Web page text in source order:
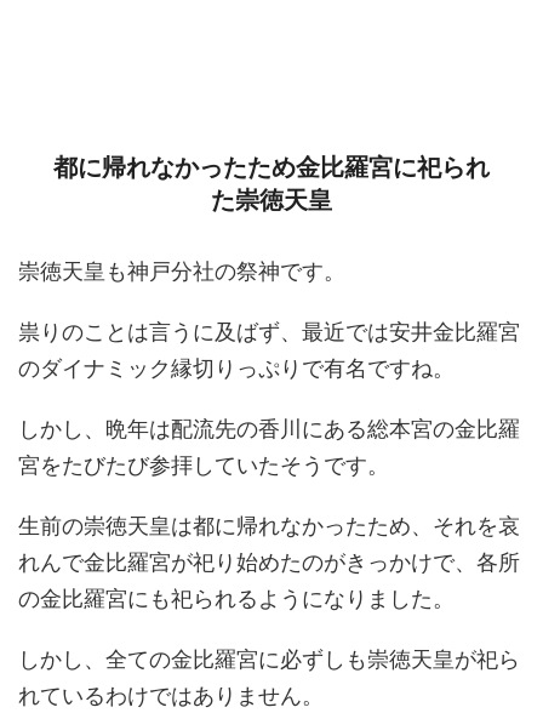
都に帰れなかったため金比羅宮に祀られ
た崇徳天皇
崇徳天皇も神戸分社の祭神です。
祟りのことは言うに及ばず、最近では安井金比羅宮
のダイナミック縁切りっぷりで有名ですね。
しかし、晩年は配流先の香川にある総本宮の金比羅
宮をたびたび参拝していたそうです。
生前の崇徳天皇は都に帰れなかったため、それを哀
れんで金比羅宮が祀り始めたのがきっかけで、各所
の金比羅宮にも祀られるようになりました。
しかし、全ての金比羅宮に必ずしも崇徳天皇が祀ら
れているわけではありません。